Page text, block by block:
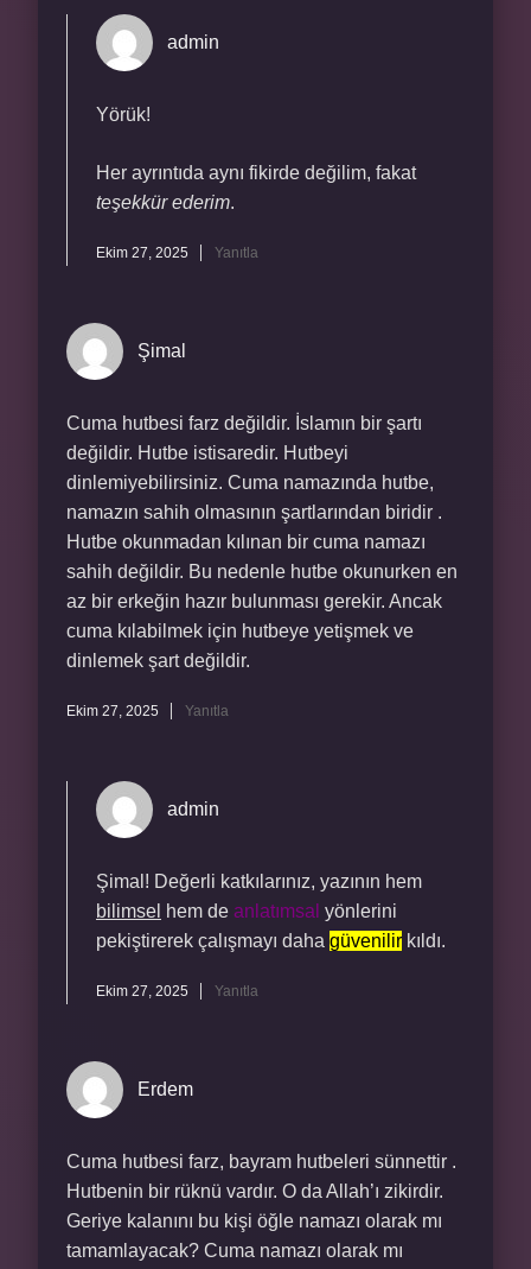
admin
Yörük!
Her ayrıntıda aynı fikirde değilim, fakat
teşekkür ederim.
Ekim 27, 2025 Yanıtla
Şimal
Cuma hutbesi farz değildir. İslamın bir şartı
değildir. Hutbe istisaredir. Hutbeyi
dinlemiyebilirsiniz. Cuma namazında hutbe,
namazın sahih olmasının şartlarından biridir .
Hutbe okunmadan kılınan bir cuma namazı
sahih değildir. Bu nedenle hutbe okunurken en
az bir erkeğin hazır bulunması gerekir. Ancak
cuma kılabilmek için hutbeye yetişmek ve
dinlemek şart değildir.
Ekim 27, 2025 Yanıtla
admin
Şimal! Değerli katkılarınız, yazının hem
bilimsel hem de anlatımsal yönlerini
pekiştirerek çalışmayı daha güvenilir kıldı.
Ekim 27, 2025 Yanıtla
Erdem
Cuma hutbesi farz, bayram hutbeleri sünnettir .
Hutbenin bir rüknü vardır. O da Allah’ı zikirdir.
Geriye kalanını bu kişi öğle namazı olarak mı
tamamlayacak? Cuma namazı olarak mı